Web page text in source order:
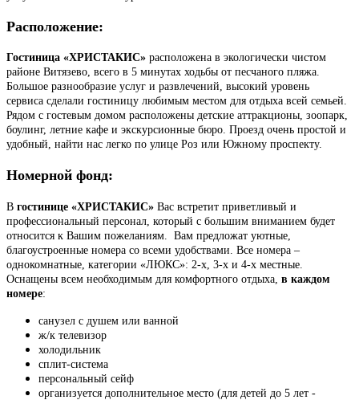
Расположение:
Гостиница «ХРИСТАКИС» расположена в экологически чистом
районе Витязево, всего в 5 минутах ходьбы от песчаного пляжа.
Большое разнообразие услуг и развлечений, высокий уровень
сервиса сделали гостиницу любимым местом для отдыха всей семьей.
Рядом с гостевым домом расположены детские аттракционы, зоопарк,
боулинг, летние кафе и экскурсионные бюро. Проезд очень простой и
удобный, найти нас легко по улице Роз или Южному проспекту.
Номерной фонд:
В гостинице «ХРИСТАКИС» Вас встретит приветливый и
профессиональный персонал, который с большим вниманием будет
относится к Вашим пожеланиям. Вам предложат уютные,
благоустроенные номера со всеми удобствами. Все номера –
однокомнатные, категории «ЛЮКС»: 2-х, 3-х и 4-х местные.
Оснащены всем необходимым для комфортного отдыха, в каждом
номере:
санузел с душем или ванной
ж/к телевизор
холодильник
сплит-система
персональный сейф
организуется дополнительное место (для детей до 5 лет -